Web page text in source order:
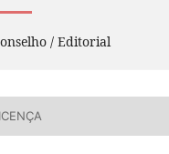
/ Editorial